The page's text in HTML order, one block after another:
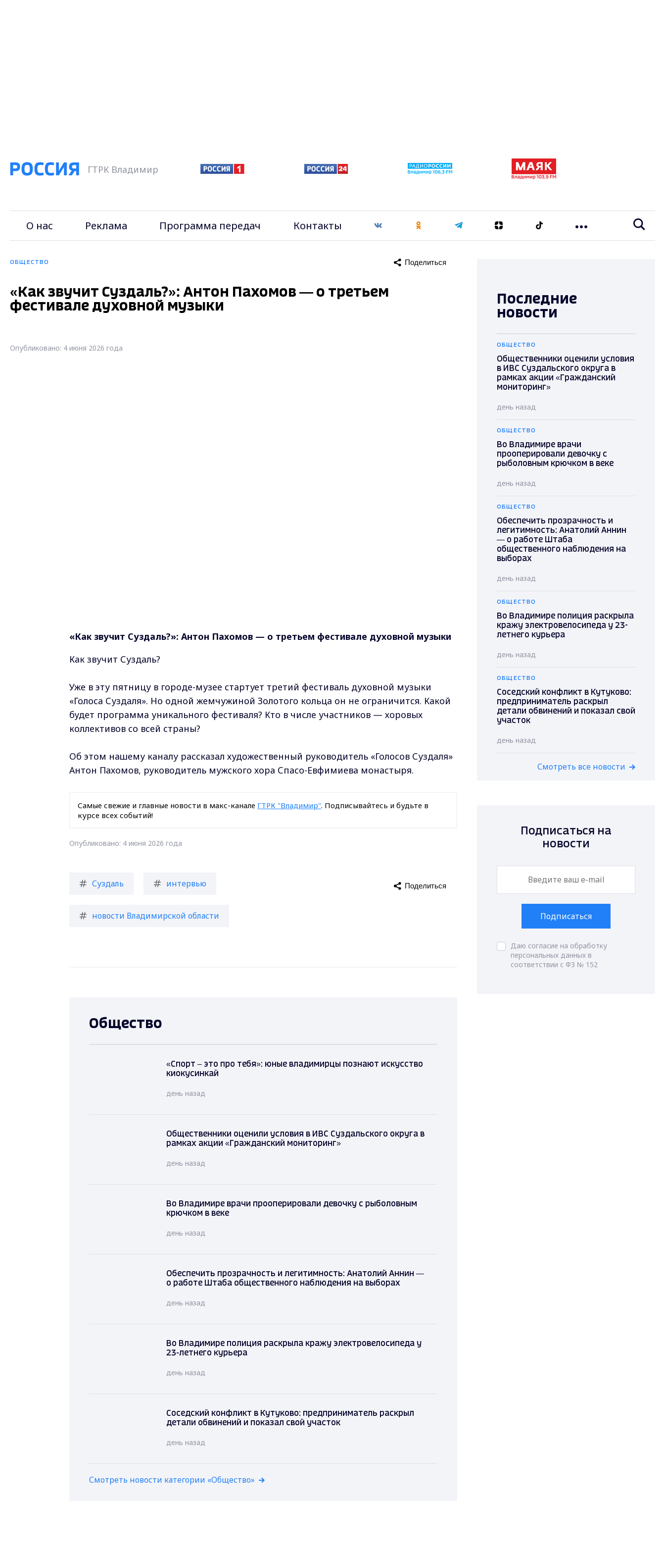
ГТРК Владимир
О нас Реклама Программа передач Контакты
ОБЩЕСТВО Поделиться
«Как звучит Суздаль?»: Антон Пахомов — о третьем
фестивале духовной музыки
Опубликовано: 4 июня 2026 года
«Как звучит Суздаль?»: Антон Пахомов — о третьем фестивале духовной музыки
Как звучит Суздаль?
Уже в эту пятницу в городе-музее стартует третий фестиваль духовной музыки
«Голоса Суздаля». Но одной жемчужиной Золотого кольца он не ограничится. Какой
будет программа уникального фестиваля? Кто в числе участников — хоровых
коллективов со всей страны?
Об этом нашему каналу рассказал художественный руководитель «Голосов Суздаля»
Антон Пахомов, руководитель мужского хора Спасо-Евфимиева монастыря.
Самые свежие и главные новости в макс-канале ГТРК "Владимир". Подписывайтесь и будьте в
курсе всех событий!
Опубликовано: 4 июня 2026 года
Суздаль интервью
новости Владимирской области
Поделиться
Общество
«Спорт – это про тебя»: юные владимирцы познают искусство
киокусинкай
день назад
Общественники оценили условия в ИВС Суздальского округа в
рамках акции «Гражданский мониторинг»
день назад
Во Владимире врачи прооперировали девочку с рыболовным
крючком в веке
день назад
Обеспечить прозрачность и легитимность: Анатолий Аннин —
о работе Штаба общественного наблюдения на выборах
день назад
Во Владимире полиция раскрыла кражу
электровелосипеда у 23-летнего курьера
день назад
Соседский конфликт в Кутуково: предприниматель раскрыл
детали обвинений и показал свой участок
день назад
Смотреть новости категории «Общество»
Последние
новости
ОБЩЕСТВО
Общественники оценили условия
в ИВС Суздальского округа в
рамках акции «Гражданский
мониторинг»
день назад
ОБЩЕСТВО
Во Владимире врачи
прооперировали девочку с
рыболовным крючком в веке
день назад
ОБЩЕСТВО
Обеспечить прозрачность и
легитимность: Анатолий Аннин
— о работе Штаба
общественного наблюдения на
выборах
день назад
ОБЩЕСТВО
Во Владимире полиция раскрыла
кражу электровелосипеда у 23-
летнего курьера
день назад
ОБЩЕСТВО
Соседский конфликт в Кутуково:
предприниматель раскрыл
детали обвинений и показал свой
участок
день назад
Смотреть все новости
Подписаться на
новости
Подписаться
Даю согласие на обработку
персональных данных в
соответствии с ФЗ № 152